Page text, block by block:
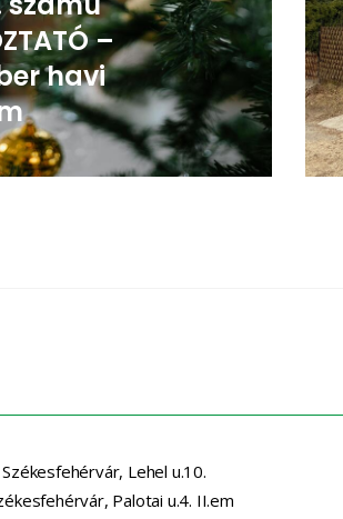
–
havi
Lehel u.10.
Palotai u.4. II.em